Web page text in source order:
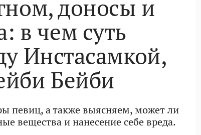
доносы и
в чем суть
Инстасамкой,
Бейби
певиц, а также выясняем, может ли
вещества и нанесение себе вреда.